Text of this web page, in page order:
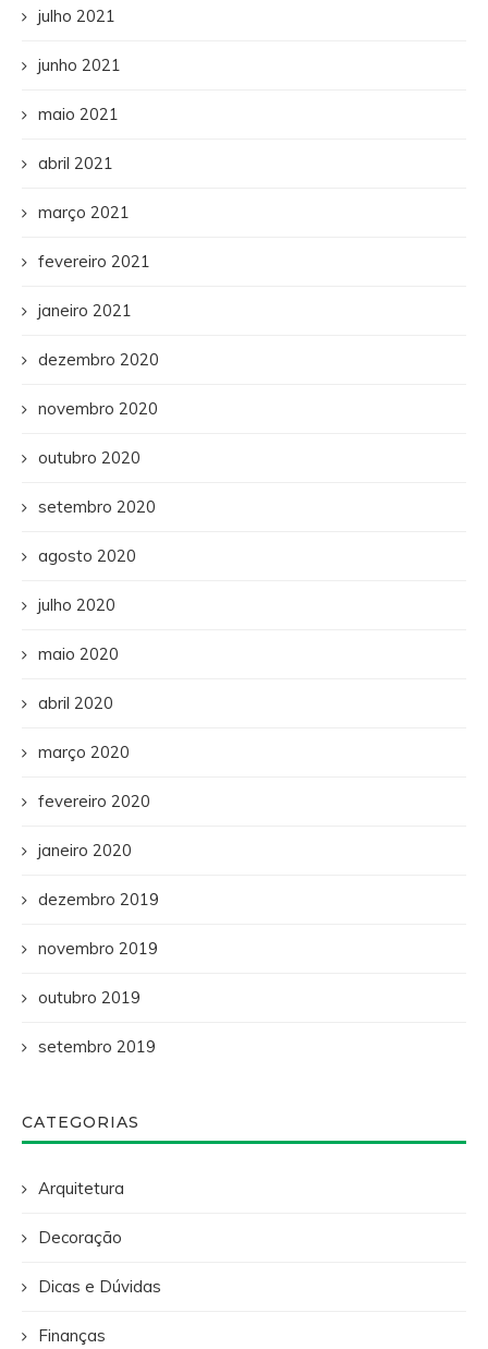
julho 2021
junho 2021
maio 2021
abril 2021
março 2021
fevereiro 2021
janeiro 2021
dezembro 2020
novembro 2020
outubro 2020
setembro 2020
agosto 2020
julho 2020
maio 2020
abril 2020
março 2020
fevereiro 2020
janeiro 2020
dezembro 2019
novembro 2019
outubro 2019
setembro 2019
CATEGORIAS
Arquitetura
Decoração
Dicas e Dúvidas
Finanças